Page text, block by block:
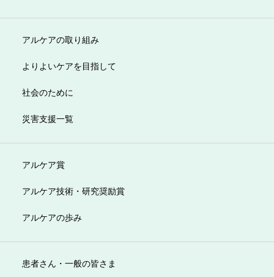
アルケアの取り組み
よりよいケアを目指して
社会のために
災害支援一覧
アルケア賞
アルケア技術・研究奨励賞
アルケアの歩み
患者さん・一般の皆さま